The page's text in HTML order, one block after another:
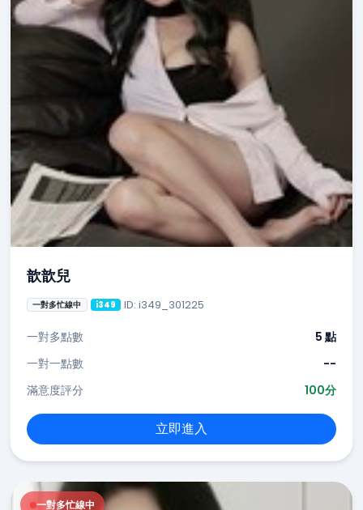
歆歆兒
一對多忙線中 i349 ID: i349_301225
一對多點數
5 點
一對一點數
--
滿意度評分
100分
立即進入
一對多忙線中